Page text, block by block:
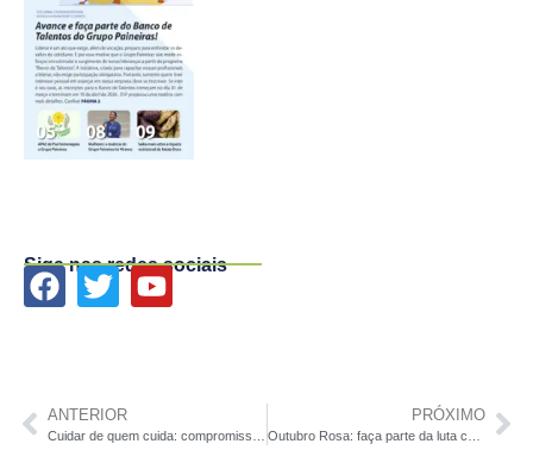
Siga nas redes sociais
ANTERIOR PRÓXIMO